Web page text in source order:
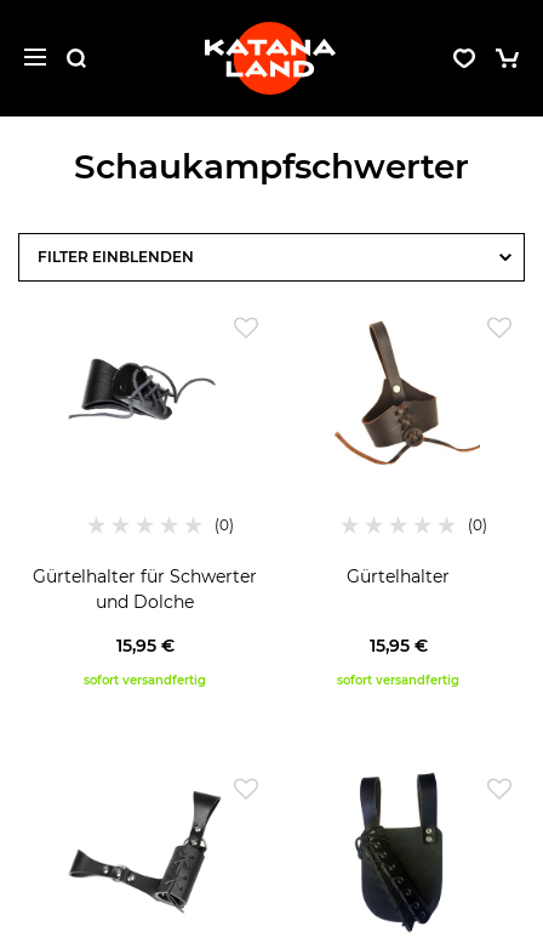
Schaukampfschwerter
FILTER
Gürtelhalter für Schwerter
und Dolche
15,95 €
sofort versandfertig
Gürtelhalter
15,95 €
sofort versandfertig